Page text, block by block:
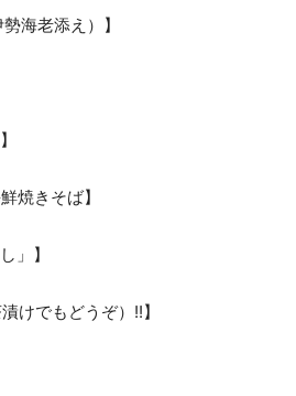
海老添え）】
焼きそば】
」】
けでもどうぞ）!!】